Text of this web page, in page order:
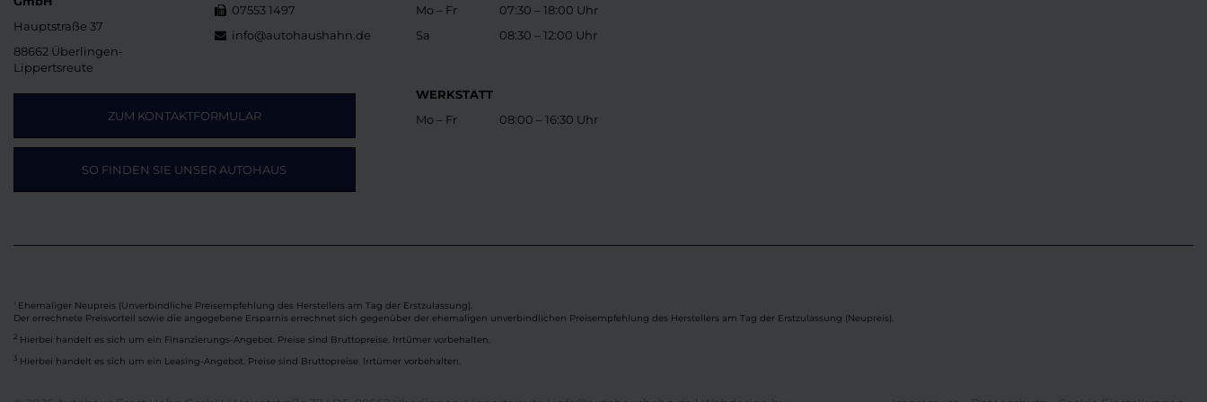
Hauptstraße 37
88662 Überlingen-
Lippertsreute
07553 1497
info@autohaushahn.de
ZUM KONTAKTFORMULAR
SO FINDEN SIE UNSER AUTOHAUS
Mo – Fr
Sa
07:30 – 18:00 Uhr
08:30 – 12:00 Uhr
WERKSTATT
Mo – Fr
08:00 – 16:30 Uhr
Ehemaliger Neupreis (Unverbindliche Preisempfehlung des Herstellers am Tag der Erstzulassung).
Der errechnete Preisvorteil sowie die angegebene Ersparnis errechnet sich gegenüber der ehemaligen unverbindlichen Preisempfehlung des Herstellers am Tag der Erstzulassung (Neupreis).
2 Hierbei handelt es sich um ein Finanzierungs-Angebot. Preise sind Bruttopreise. Irrtümer vorbehalten.
3 Hierbei handelt es sich um ein Leasing-Angebot. Preise sind Bruttopreise. Irrtümer vorbehalten.